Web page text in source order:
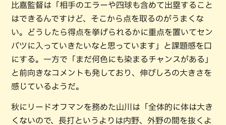
比嘉監督は「相手のエラーや四球も含めて出塁すること
はできるんですけど、そこから点を取るのがうまくな
い。どうしたら得点を挙げられるかに重点を置いてセン
バツに入っていきたいなと思っています」と課題感を口
にする。一方で「まだ何色にも染まるチャンスがある」
と前向きなコメントも発しており、伸びしろの大きさを
感じているようだ。
秋にリードオフマンを務めた山川は「全体的に体は大き
くないので、長打というよりは内野、外野の間を抜くよ